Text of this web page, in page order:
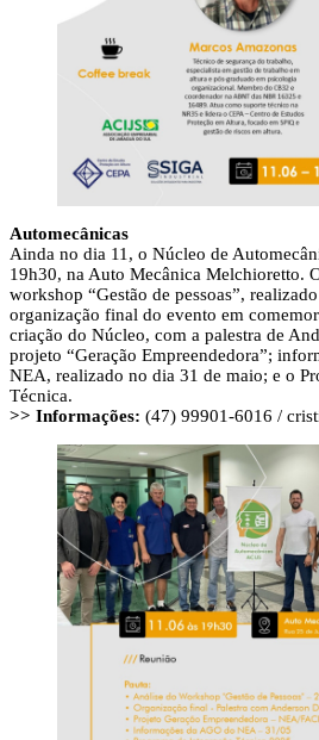
Automecânicas
Ainda no dia 11, o Núcleo de
19h30, na Auto Mecânica Melchioretto.
workshop “Gestão de pessoas”,
organização final do evento em
criação do Núcleo, com a palestra de
projeto “Geração Empreendedora”;
NEA, realizado no dia 31 de maio; e o
Técnica.
>> Informações: (47) 99901-6016 /